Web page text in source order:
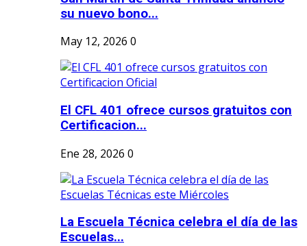
su nuevo bono...
May 12, 2026 0
El CFL 401 ofrece cursos gratuitos con
Certificacion...
Ene 28, 2026 0
La Escuela Técnica celebra el día de las
Escuelas...